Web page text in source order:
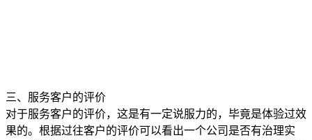
三、服务客户的评价
对于服务客户的评价，这是有一定说服力的，毕竟是体验过效
果的。根据过往客户的评价可以看出一个公司是否有治理实